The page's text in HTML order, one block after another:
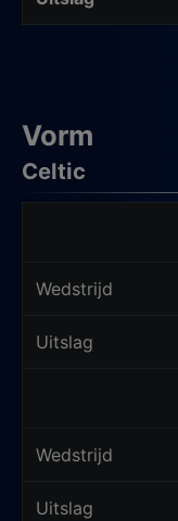
Vorm
Celtic
Wedstrijd
Uitslag
Wedstrijd
Uitslag